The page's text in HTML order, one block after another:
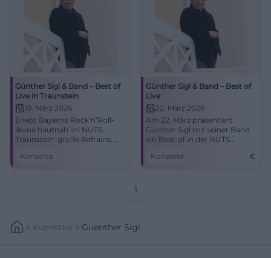
Günther Sigl & Band – Best of
Live in Traunstein
19. März 2026
Erlebt Bayerns Rock’n’Roll-
Ikone hautnah im NUTS
Traunstein: große Refrains,
Energie. Ein Abend voller
Konzerte
Günther Sigl & Band – Best of
Live
22. März 2026
Am 22. März präsentiert
Günther Sigl mit seiner Band
ein Best-of in der NUTS
Rock’n’Roll, Swing und
Konzerte €
1
Kuenstler Guenther Sigl